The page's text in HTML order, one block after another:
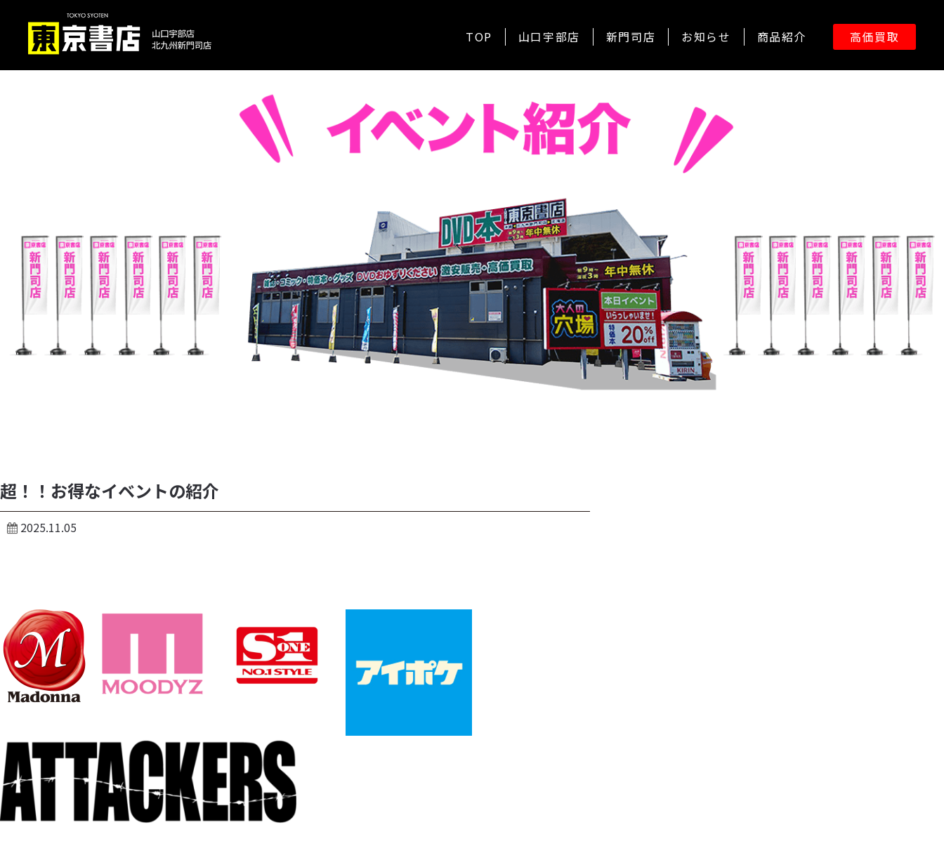
TOP 山口宇部店 新門司店 お知らせ 商品紹介 高価買取
超！！お得なイベントの紹介
2025.11.05